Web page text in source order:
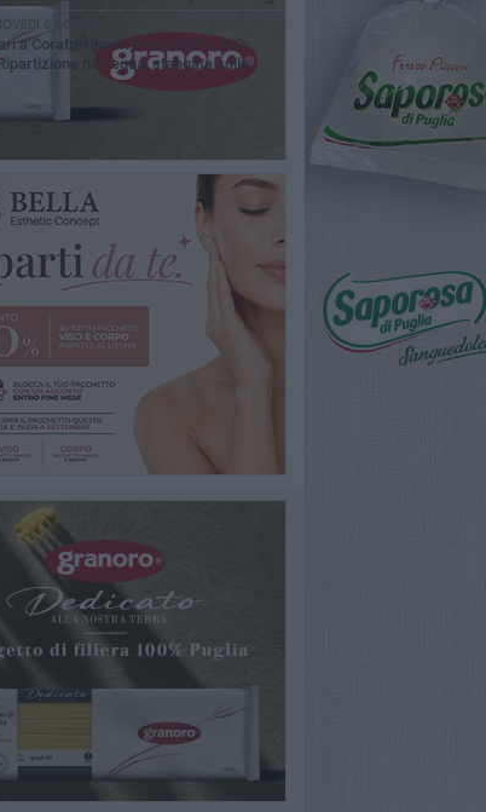
a Corato, rincari fino all'87%. AIC:
non equa, stangata sulle